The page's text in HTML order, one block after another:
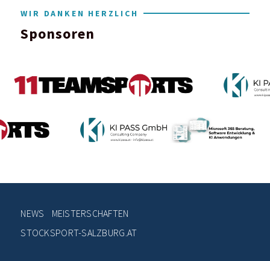
WIR DANKEN HERZLICH
Sponsoren
NEWS
MEISTERSCHAFTEN
STOCKSPORT-SALZBURG.AT